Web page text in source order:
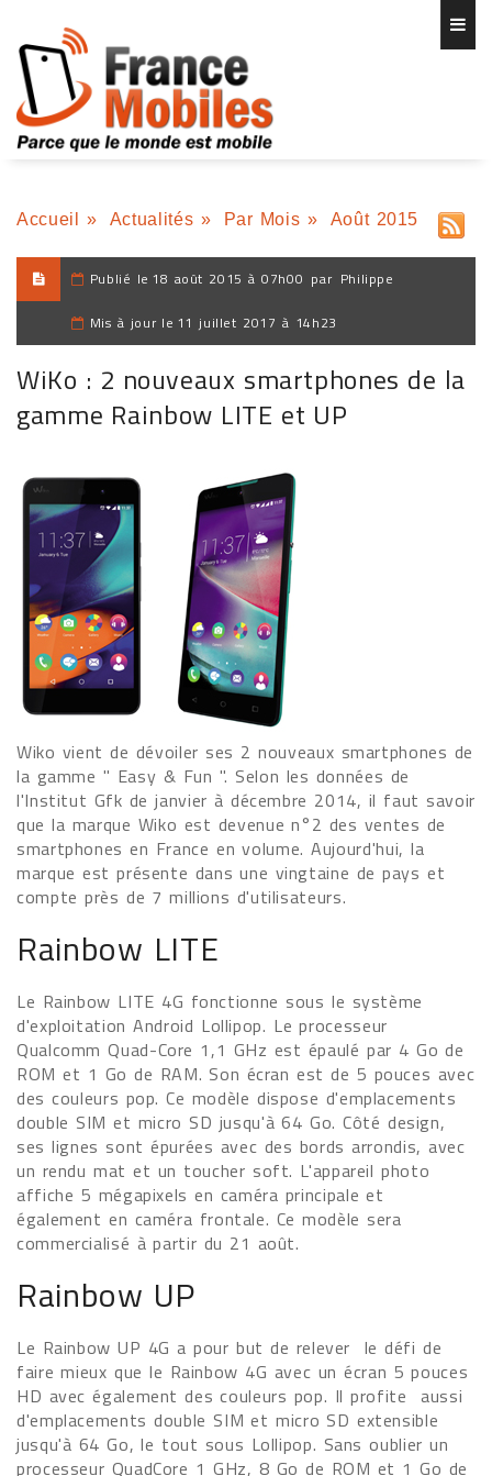
Accueil » Actualités » Par Mois » Août 2015
Publié le 18 août 2015 à 07h00 par Philippe
Mis à jour le 11 juillet 2017 à 14h23
WiKo : 2 nouveaux smartphones de la
gamme Rainbow LITE et UP
Wiko vient de dévoiler ses 2 nouveaux smartphones de
la gamme " Easy & Fun ". Selon les données de
l'Institut Gfk de janvier à décembre 2014, il faut savoir
que la marque Wiko est devenue n°2 des ventes de
smartphones en France en volume. Aujourd'hui, la
marque est présente dans une vingtaine de pays et
compte près de 7 millions d'utilisateurs.
Rainbow LITE
Le Rainbow LITE 4G fonctionne sous le système
d'exploitation Android Lollipop. Le processeur
Qualcomm Quad-Core 1,1 GHz est épaulé par 4 Go de
ROM et 1 Go de RAM. Son écran est de 5 pouces avec
des couleurs pop. Ce modèle dispose d'emplacements
double SIM et micro SD jusqu'à 64 Go. Côté design,
ses lignes sont épurées avec des bords arrondis, avec
un rendu mat et un toucher soft. L'appareil photo
affiche 5 mégapixels en caméra principale et
également en caméra frontale. Ce modèle sera
commercialisé à partir du 21 août.
Rainbow UP
Le Rainbow UP 4G a pour but de relever le défi de
faire mieux que le Rainbow 4G avec un écran 5 pouces
HD avec également des couleurs pop. Il profite aussi
d'emplacements double SIM et micro SD extensible
jusqu'à 64 Go, le tout sous Lollipop. Sans oublier un
processeur QuadCore 1 GHz, 8 Go de ROM et 1 Go de